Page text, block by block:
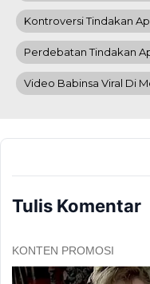
Kontroversi Tindakan
Perdebatan Tindakan
Video Babinsa Viral Di
Tulis Komentar